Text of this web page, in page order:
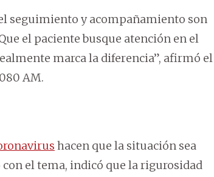
seguimiento y acompañamiento son
el paciente busque atención en el
marca la diferencia”, afirmó el
AM.
hacen que la situación sea
el tema, indicó que la rigurosidad